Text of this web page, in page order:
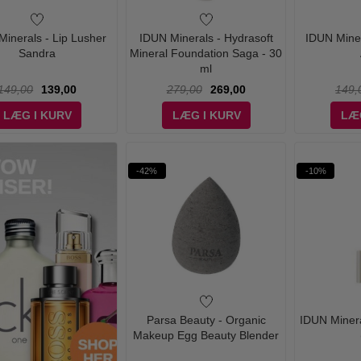
- Lip Lusher
Sandra
139,00
LÆG I KURV
IDUN Minerals - Hydrasoft
Mineral Foundation Saga - 30
ml
279,00
269,00
LÆG I KURV
IDUN
-42%
Parsa Beauty - Organic
Makeup Egg Beauty Blender
-10%
IDUN